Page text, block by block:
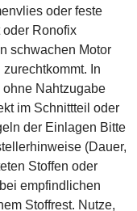
oder feste
Ronofix
schwachen Motor
In
Nahtzugabe
im Schnittteil oder
der Einlagen Bitte
(Dauer,
Stoffen oder
empfindlichen
Stoffrest. Nutze,